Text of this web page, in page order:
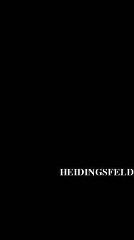
HEIDINGSFELD